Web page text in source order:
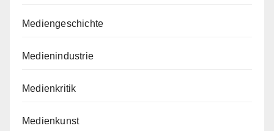
Mediengeschichte
Medienindustrie
Medienkritik
Medienkunst